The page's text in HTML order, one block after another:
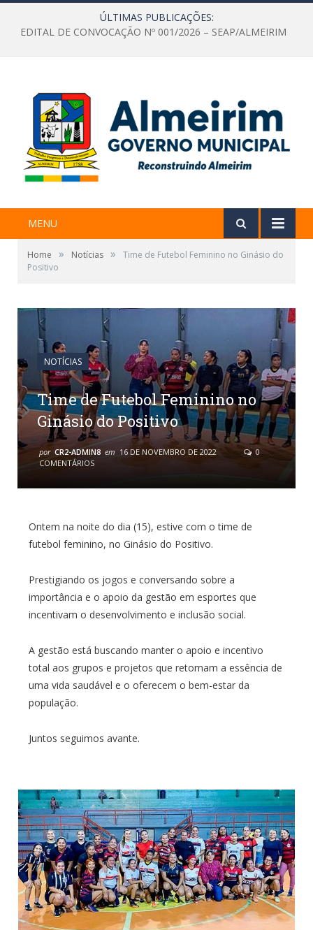
ÚLTIMAS PUBLICAÇÕES:
EDITAL DE CONVOCAÇÃO Nº 001/2026 – SEAP/ALMEIRIM
MENU
Home » Notícias »
Time de Futebol Feminino no Ginásio do
Positivo
NOTÍCIAS
Time de Futebol Feminino no
Ginásio do Positivo
por CR2-ADMIN8 em 16 DE NOVEMBRO DE 2022
0
COMENTÁRIOS
Ontem na noite do dia (15), estive com o time de
futebol feminino, no Ginásio do Positivo.
Prestigiando os jogos e conversando sobre a
importância e o apoio da gestão em esportes que
incentivam o desenvolvimento e inclusão social.
A gestão está buscando manter o apoio e incentivo
total aos grupos e projetos que retomam a essência de
uma vida saudável e o oferecem o bem-estar da
população.
Juntos seguimos avante.